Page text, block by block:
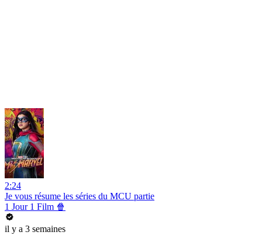
2:24
Je vous résume les séries du MCU partie
1 Jour 1 Film 🍿
il y a 3 semaines